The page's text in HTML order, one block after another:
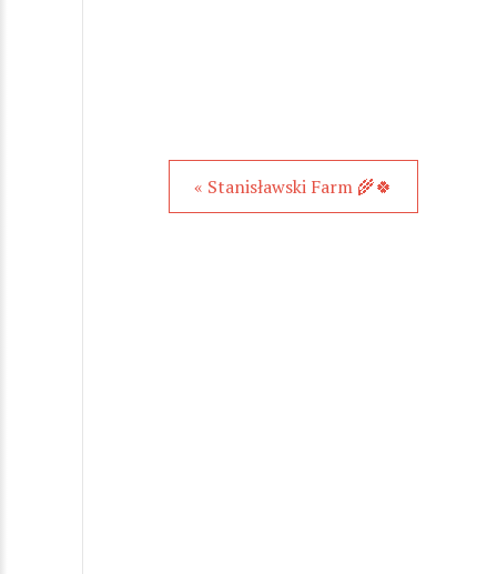
« Stanisławski Farm 🌾🍀